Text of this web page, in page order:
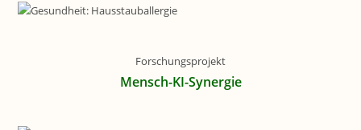
Forschungsprojekt
Mensch-KI-Synergie